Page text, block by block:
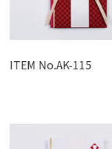
ITEM No.AK-115